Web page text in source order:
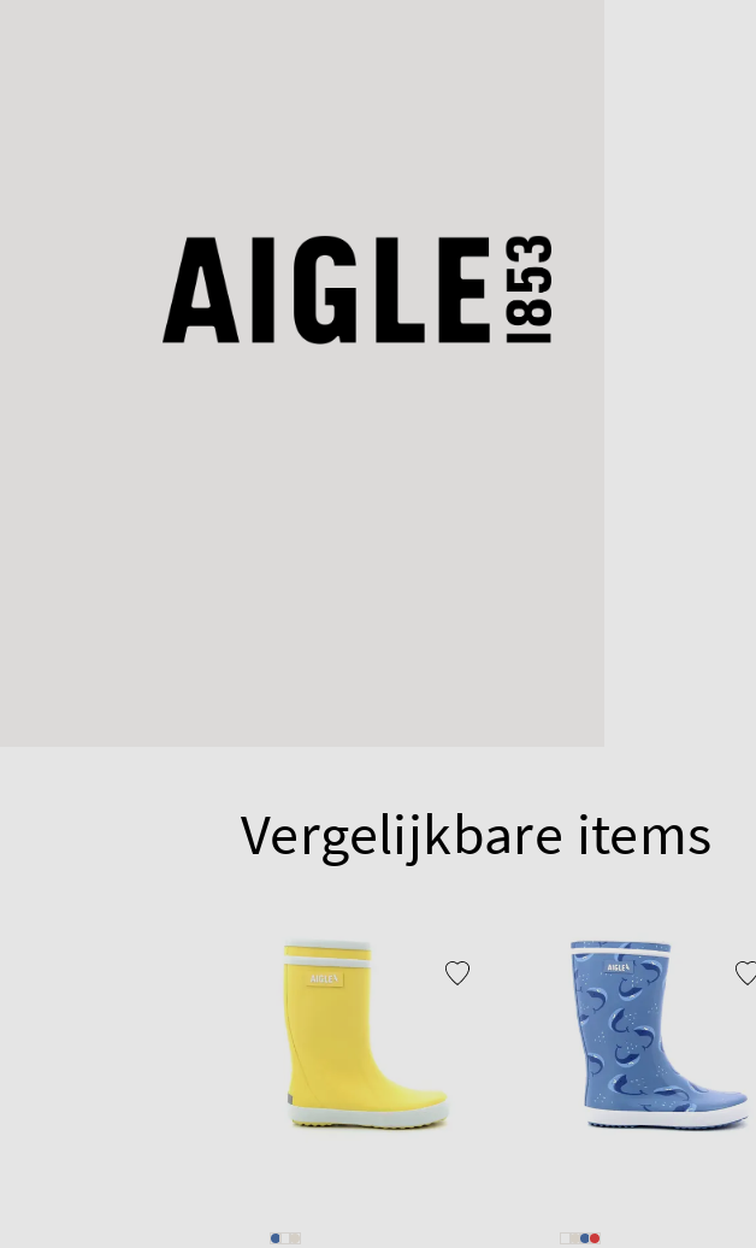
Vergelijkbare items